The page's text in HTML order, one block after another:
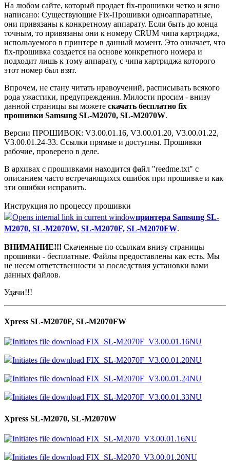
На любом сайте, который продает fix-прошивки четко и ясно
написано: Существующие Fix-Прошивки одноаппаратные,
они привязаны к конкретному аппарату. Если быть до конца
точным, то привязаны они к номеру CRUM чипа картриджа,
используемого в принтере в данный момент. Это означает, что
fix-прошивка создается на основе конкретного номера и
подходит лишь к тому аппарату, с чипа картриджа которого
этот номер был взят.
Впрочем, не стану читать нравоучений, расписывать всякого
рода ужастики, предупреждения. Милости просим - внизу
данной страницы вы можете скачать бесплатно fix
прошивки Samsung SL-M2070, SL-M2070W.
Версии ПРОШИВОК: V3.00.01.16, V3.00.01.20, V3.00.01.22,
V3.00.01.24-33. Ссылки прямые и доступны. Прошивки
рабочие, проверено в деле.
В архивах с прошивками находится файл "reedme.txt" с
описанием часто встречающихся ошибок при прошивке и как
эти ошибки исправить.
Инструкция по процессу прошивки
принтера Samsung SL-
M2070, SL-M2070W, SL-M2070F, SL-M2070FW.
ВНИМАНИЕ!!! Скаченные по ссылкам внизу страницы
прошивки - бесплатные. Файлы предоставлены как есть. Мы
не несем ответственности за последствия установки вами
данных файлов.
Удачи!!!
Xpress SL-M2070F, SL-M2070FW
FIX_SL-M2070F_V3.00.01.16NU
FIX_SL-M2070F_V3.00.01.20NU
FIX_SL-M2070F_V3.00.01.24NU
FIX_SL-M2070F_V3.00.01.33NU
Xpress SL-M2070, SL-M2070W
FIX_SL-M2070_V3.00.01.16NU
FIX_SL-M2070_V3.00.01.20NU